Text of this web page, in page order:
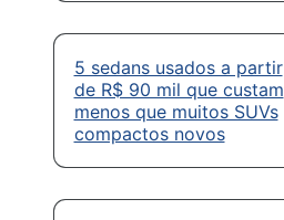
5 sedans usados a partir
de R$ 90 mil que custam
menos que muitos SUVs
compactos novos